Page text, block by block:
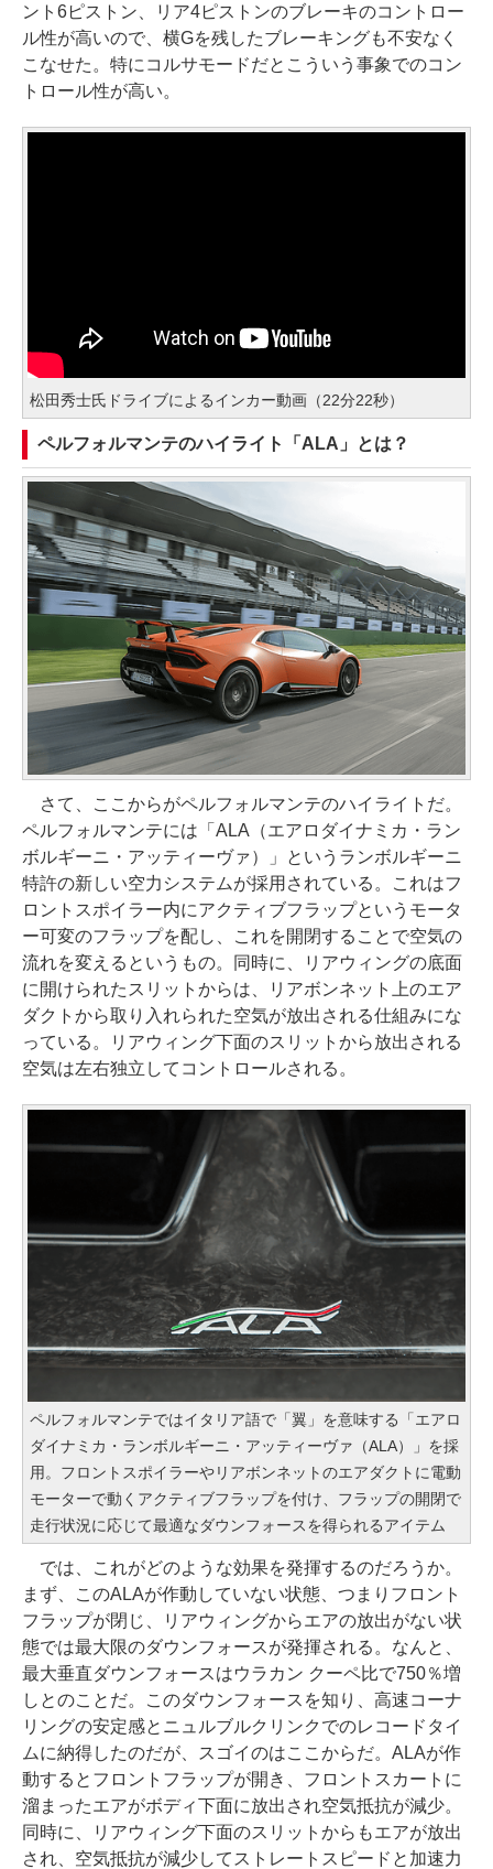
ント6ピストン、リア4ピストンのブレーキのコントロー
ル性が高いので、横Gを残したブレーキングも不安なく
こなせた。特にコルサモードだとこういう事象でのコン
トロール性が高い。
松田秀士氏ドライブによるインカー動画（22分22秒）
ペルフォルマンテのハイライト「ALA」とは？
さて、ここからがペルフォルマンテのハイライトだ。
ペルフォルマンテには「ALA（エアロダイナミカ・ラン
ボルギーニ・アッティーヴァ）」というランボルギーニ
特許の新しい空力システムが採用されている。これはフ
ロントスポイラー内にアクティブフラップというモータ
ー可変のフラップを配し、これを開閉することで空気の
流れを変えるというもの。同時に、リアウィングの底面
に開けられたスリットからは、リアボンネット上のエア
ダクトから取り入れられた空気が放出される仕組みにな
っている。リアウィング下面のスリットから放出される
空気は左右独立してコントロールされる。
ペルフォルマンテではイタリア語で「翼」を意味する「エアロ
ダイナミカ・ランボルギーニ・アッティーヴァ（ALA）」を採
用。フロントスポイラーやリアボンネットのエアダクトに電動
モーターで動くアクティブフラップを付け、フラップの開閉で
走行状況に応じて最適なダウンフォースを得られるアイテム
では、これがどのような効果を発揮するのだろうか。
まず、このALAが作動していない状態、つまりフロント
フラップが閉じ、リアウィングからエアの放出がない状
態では最大限のダウンフォースが発揮される。なんと、
最大垂直ダウンフォースはウラカン クーペ比で750％増
しとのことだ。このダウンフォースを知り、高速コーナ
リングの安定感とニュルブルクリンクでのレコードタイ
ムに納得したのだが、スゴイのはここからだ。ALAが作
動するとフロントフラップが開き、フロントスカートに
溜まったエアがボディ下面に放出され空気抵抗が減少。
同時に、リアウィング下面のスリットからもエアが放出
され、空気抵抗が減少してストレートスピードと加速力